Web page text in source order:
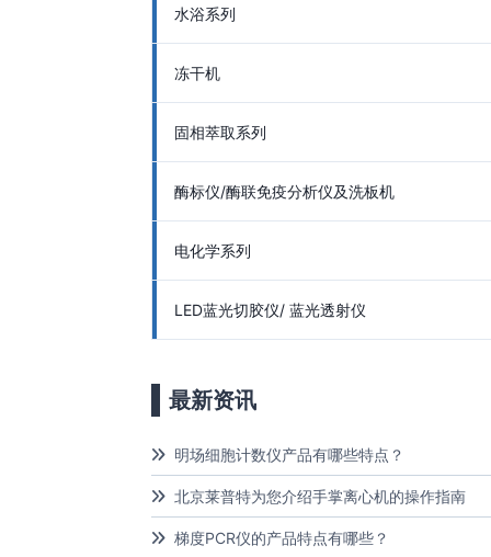
水浴系列
冻干机
固相萃取系列
酶标仪/酶联免疫分析仪及洗板机
电化学系列
LED蓝光切胶仪/ 蓝光透射仪
最新资讯
明场细胞计数仪产品有哪些特点？
北京莱普特为您介绍手掌离心机的操作指南
梯度PCR仪的产品特点有哪些？